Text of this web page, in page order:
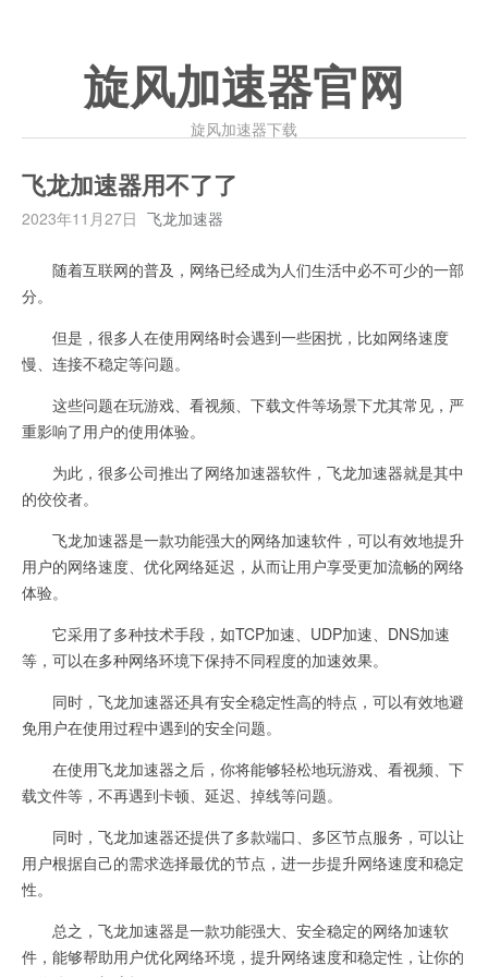
旋风加速器官网
旋风加速器下载
飞龙加速器用不了了
2023年11月27日 飞龙加速器
随着互联网的普及，网络已经成为人们生活中必不可少的一部
分。
但是，很多人在使用网络时会遇到一些困扰，比如网络速度
慢、连接不稳定等问题。
这些问题在玩游戏、看视频、下载文件等场景下尤其常见，严
重影响了用户的使用体验。
为此，很多公司推出了网络加速器软件，飞龙加速器就是其中
的佼佼者。
飞龙加速器是一款功能强大的网络加速软件，可以有效地提升
用户的网络速度、优化网络延迟，从而让用户享受更加流畅的网络
体验。
它采用了多种技术手段，如TCP加速、UDP加速、DNS加速
等，可以在多种网络环境下保持不同程度的加速效果。
同时，飞龙加速器还具有安全稳定性高的特点，可以有效地避
免用户在使用过程中遇到的安全问题。
在使用飞龙加速器之后，你将能够轻松地玩游戏、看视频、下
载文件等，不再遇到卡顿、延迟、掉线等问题。
同时，飞龙加速器还提供了多款端口、多区节点服务，可以让
用户根据自己的需求选择最优的节点，进一步提升网络速度和稳定
性。
总之，飞龙加速器是一款功能强大、安全稳定的网络加速软
件，能够帮助用户优化网络环境，提升网络速度和稳定性，让你的